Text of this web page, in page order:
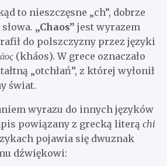
to nieszczęsne „ch”, dobrze
„Chaos” jest wyrazem
do polszczyzny przez języki
(kháos). W grece oznaczało
„otchłań”, z której wyłonił
świat.
wyrazu do innych języków
powiązany z grecką literą chi
pojawia się dwuznak
dźwiękowi: